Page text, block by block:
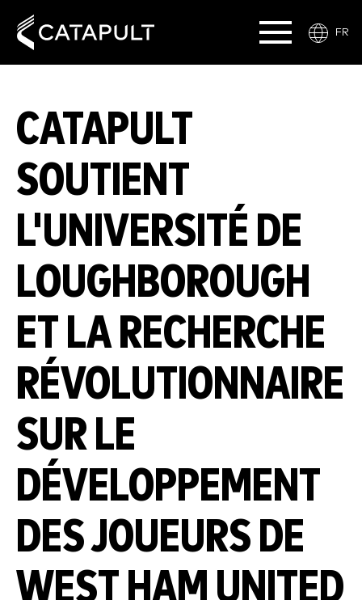
FR
CATAPULT
SOUTIENT
L'UNIVERSITÉ DE
LOUGHBOROUGH
ET LA RECHERCHE
RÉVOLUTIONNAIRE
SUR LE
DÉVELOPPEMENT
DES JOUEURS DE
WEST HAM UNITED